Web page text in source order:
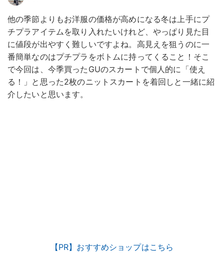
他の季節よりもお洋服の価格が高めになる冬は上手にプ
チプラアイテムを取り入れたいけれど、やっぱり見た目
に値段が出やすく難しいですよね。高見えを狙うのに一
番簡単なのはプチプラをボトムに持ってくること！そこ
で今回は、今季買ったGUのスカートで個人的に「使え
る！」と思った2枚のニットスカートを着回しと一緒に紹
介したいと思います。
【PR】おすすめショップはこちら